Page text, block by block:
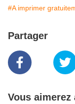
#A imprimer
Partager
Vous aimerez